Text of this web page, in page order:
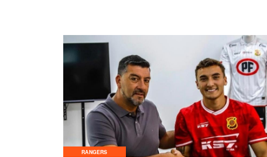
RANGERS